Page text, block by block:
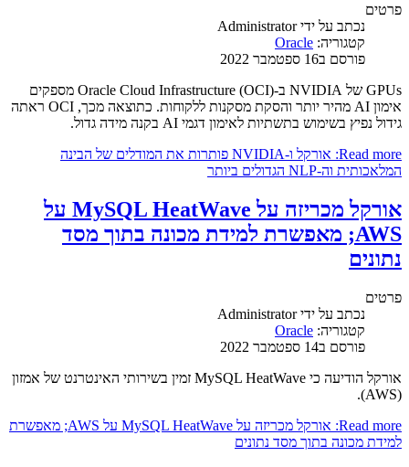
פרטים
נכתב על ידיAdministrator
קטגוריה: Oracle
פורסם ב16 ספטמבר 2022
GPUs של NVIDIA ב-Oracle Cloud Infrastructure (OCI) מספקים
אימון AI מהיר יותר והסקת מסקנות ללקוחות. כתוצאה מכך, OCI ראתה
גידול נפיץ בשימוש בתשתיות לאימון דגמי AI בקנה מידה גדול.
Read more: אורקל ו-NVIDIA פותרות את המודלים של הבינה
המלאכותית וה-NLP הגדולים ביותר
אורקל מכריזה על MySQL HeatWave על
AWS; מאפשרת למידת מכונה בתוך מסד
נתונים
פרטים
נכתב על ידיAdministrator
קטגוריה: Oracle
פורסם ב14 ספטמבר 2022
אורקל הודיעה כי MySQL HeatWave זמין בשירותי האינטרנט של אמזון
(AWS).
Read more: אורקל מכריזה על MySQL HeatWave על AWS; מאפשרת
למידת מכונה בתוך מסד נתונים